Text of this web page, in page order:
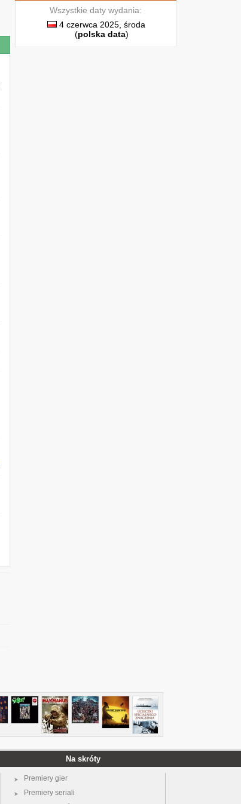
Wszystkie daty wydania:
4 czerwca 2025, środa
(polska data)
Na skróty
Premiery gier
Premiery seriali